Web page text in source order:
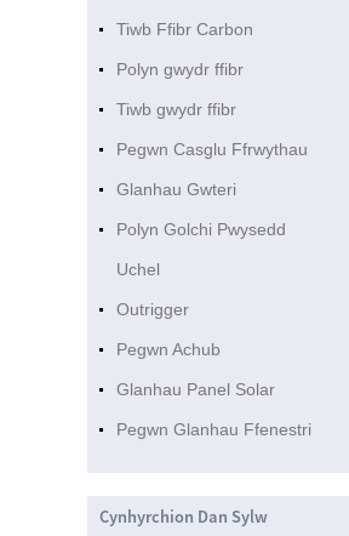
Tiwb Ffibr Carbon
Polyn gwydr ffibr
Tiwb gwydr ffibr
Pegwn Casglu Ffrwythau
Glanhau Gwteri
Polyn Golchi Pwysedd
Uchel
Outrigger
Pegwn Achub
Glanhau Panel Solar
Pegwn Glanhau Ffenestri
Cynhyrchion Dan Sylw